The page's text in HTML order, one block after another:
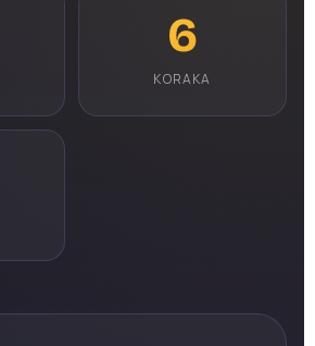
6
KORAKA